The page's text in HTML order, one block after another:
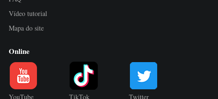
Vídeo tutorial
Mapa do site
Online
YouTube TikTok Twitter